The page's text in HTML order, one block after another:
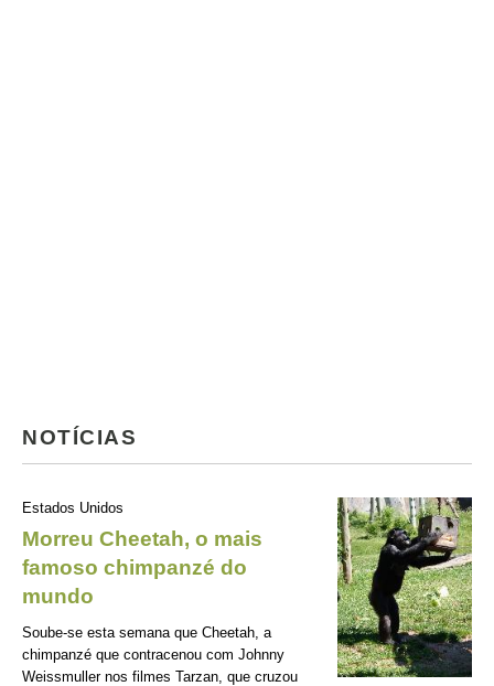
NOTÍCIAS
Estados Unidos
Morreu Cheetah, o mais
famoso chimpanzé do
mundo
Soube-se esta semana que Cheetah, a
chimpanzé que contracenou com Johnny
Weissmuller nos filmes Tarzan, que cruzou